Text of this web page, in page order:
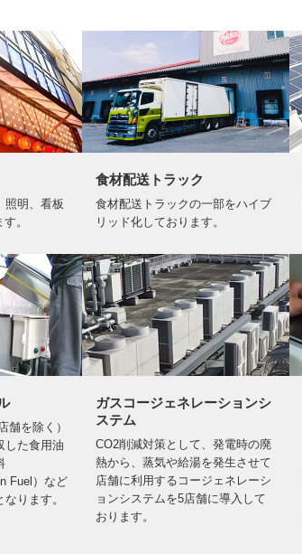
照明、看板
。
食材配送トラック
食材配送トラックの一部をハイブ
リッド化しております。
舗を除く）
した食用油
Fuel）など
ります。
ガスコージェネレーションシ
ステム
CO2削減対策として、発電時の廃
熱から、蒸気や給湯を発生させて
店舗に利用するコージェネレーシ
ョンシステムを5店舗に導入して
おります。